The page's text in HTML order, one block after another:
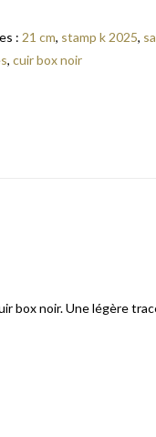
: 21 cm, stamp k 2025,
,cuir box noir
box noir. Une légère